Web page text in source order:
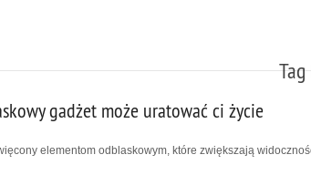
gadżet może uratować ci życie
elementom odblaskowym, które zwiększają